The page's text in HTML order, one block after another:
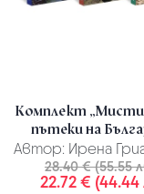
Комплект
пътеки на
Автор: Ирена
28.40 € (55.55
22.72 € (44.44